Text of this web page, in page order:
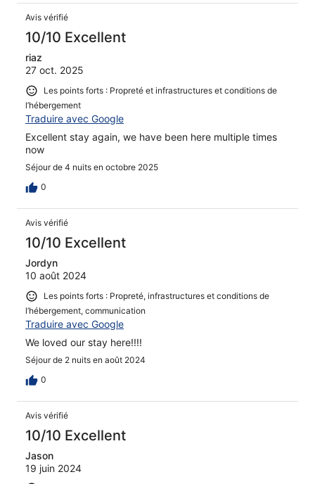
Avis vérifié
10/10 Excellent
riaz
27 oct. 2025
Les points forts : Propreté et infrastructures et conditions de
l’hébergement
Traduire avec Google
Excellent stay again, we have been here multiple times
now
Séjour de 4 nuits en octobre 2025
0
Avis vérifié
10/10 Excellent
Jordyn
10 août 2024
Les points forts : Propreté, infrastructures et conditions de
l’hébergement, communication
Traduire avec Google
We loved our stay here!!!!
Séjour de 2 nuits en août 2024
0
Avis vérifié
10/10 Excellent
Jason
19 juin 2024